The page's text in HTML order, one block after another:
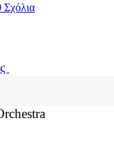
Σχόλια